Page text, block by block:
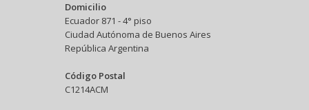
Domicilio
Ecuador 871 - 4° piso
Ciudad Autónoma de Buenos Aires
República Argentina
Código Postal
C1214ACM